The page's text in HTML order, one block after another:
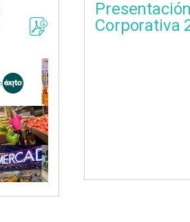
Presentación
Corporativa